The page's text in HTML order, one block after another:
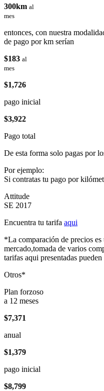
300km al
mes
entonces, con nuestra
de pago por km serían
$183 al
mes
$1,726
pago inicial
$3,922
Pago total
De esta forma solo pagas por
Por ejemplo:
Si contratas tu pago por
Attitude
SE 2017
Encuentra tu tarifa aqui
*La comparación de precios
mercado,tomada de varios
tarifas aqui presentadas pueden
Otros*
Plan forzoso
a 12 meses
$7,371
anual
$1,379
pago inicial
$8,799